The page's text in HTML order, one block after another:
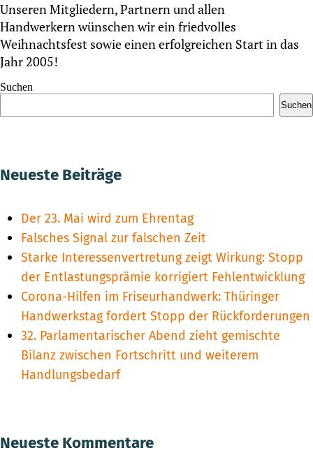
Unseren Mitgliedern, Partnern und allen
Handwerkern wünschen wir ein friedvolles
Weihnachtsfest sowie einen erfolgreichen Start in das
Jahr 2005!
Suchen
Suchen
Neueste Beiträge
Der 23. Mai wird zum Ehrentag
Falsches Signal zur falschen Zeit
Starke Interessenvertretung zeigt Wirkung: Stopp
der Entlastungsprämie korrigiert Fehlentwicklung
Corona-Hilfen im Friseurhandwerk: Thüringer
Handwerkstag fordert Stopp der Rückforderungen
32. Parlamentarischer Abend zieht gemischte
Bilanz zwischen Fortschritt und weiterem
Handlungsbedarf
Neueste Kommentare